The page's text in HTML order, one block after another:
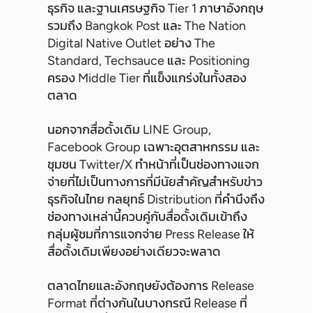
ธุรกิจ และฐานเศรษฐกิจ Tier 1 ภาษาอังกฤษ
รวมถึง Bangkok Post และ The Nation
Digital Native Outlet อย่าง The
Standard, Techsauce และ Positioning
ครอง Middle Tier ที่แข็งแกร่งในทั้งสอง
ตลาด
นอกจากสื่อดั้งเดิม LINE Group,
Facebook Group เฉพาะอุตสาหกรรม และ
ชุมชน Twitter/X ทำหน้าที่เป็นช่องทางแจก
จ่ายที่ไม่เป็นทางการที่มีนัยสำคัญสำหรับข่าว
ธุรกิจในไทย กลยุทธ์ Distribution ที่คำนึงถึง
ช่องทางเหล่านี้ควบคู่กับสื่อดั้งเดิมเข้าถึง
กลุ่มผู้ชมที่การแจกจ่าย Press Release ให้
สื่อดั้งเดิมเพียงอย่างเดียวจะพลาด
ตลาดไทยและอังกฤษยังต้องการ Release
Format ที่ต่างกันในบางกรณี Release ที่